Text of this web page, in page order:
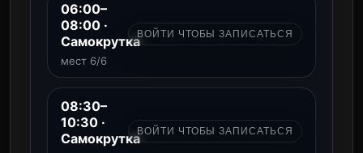
06:00–
08:00 ·
Самокрутка
мест 6/6
ВОЙТИ ЧТОБЫ ЗАПИСАТЬСЯ
08:30–
10:30 ·
СамокруткаВОЙТИ ЧТОБЫ ЗАПИСАТЬСЯ